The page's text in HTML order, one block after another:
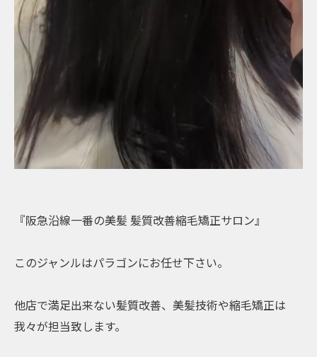
『阪急沿線一番の美髪 髪質改善縮毛矯正サロン』⁡
⁡このジャンルはパラゴンにお任せ下さい。⁡
⁡他店で満足出来ない髪質改善、美髪技術や縮毛矯正は⁡
⁡我々が担当致します。⁡⁡